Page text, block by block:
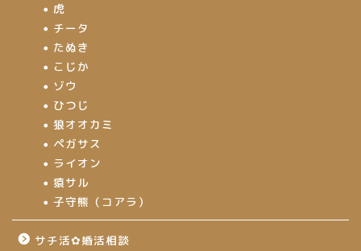
虎
チータ
たぬき
こじか
ゾウ
ひつじ
狼オオカミ
ペガサス
ライオン
猿サル
子守熊（コアラ）
サチ活✿婚活相談